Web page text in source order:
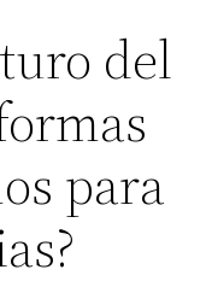
del
para